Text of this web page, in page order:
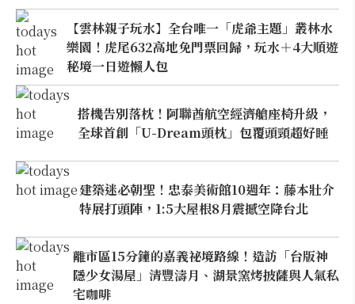
【雲林親子玩水】全台唯一「虎爺主題」叢林水
樂園！虎尾632高地免門票回歸，玩水＋4大順遊
秘境一日遊懶人包
搭機告別落枕！阿聯酋航空經濟艙座椅升級，
全球首創「U-Dream頭枕」包覆頭頸超好睡
建築迷必朝聖！忠泰美術館10週年：藤本壯介
特展打頭陣，1:5大屋根8月震撼空降台北
離市區15分鐘的嘉義祕境路線！造訪「台版神
隱少女湯屋」清豐濤月、湖景窯烤披薩與人氣私
宅咖啡